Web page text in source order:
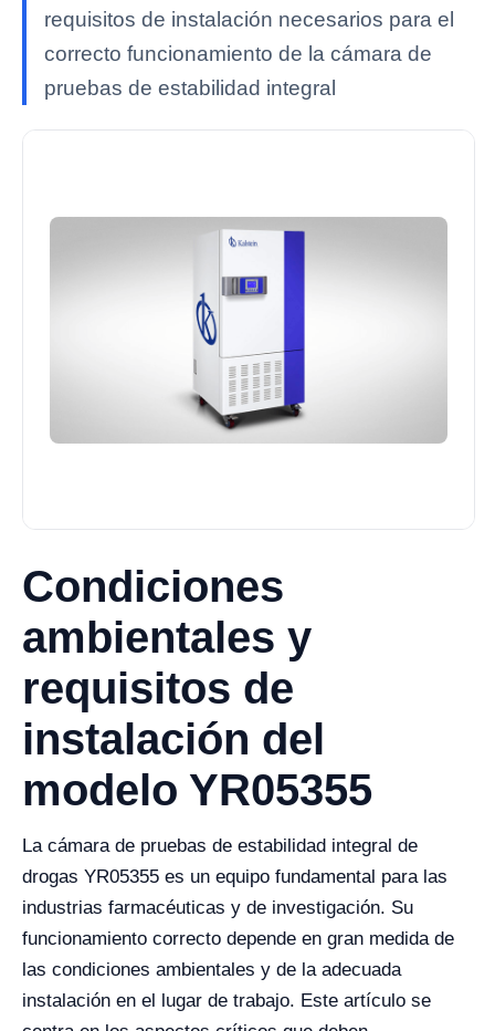
requisitos de instalación necesarios para el
correcto funcionamiento de la cámara de
pruebas de estabilidad integral
Condiciones
ambientales y
requisitos de
instalación del
modelo YR05355
La cámara de pruebas de estabilidad integral de
drogas YR05355 es un equipo fundamental para las
industrias farmacéuticas y de investigación. Su
funcionamiento correcto depende en gran medida de
las condiciones ambientales y de la adecuada
instalación en el lugar de trabajo. Este artículo se